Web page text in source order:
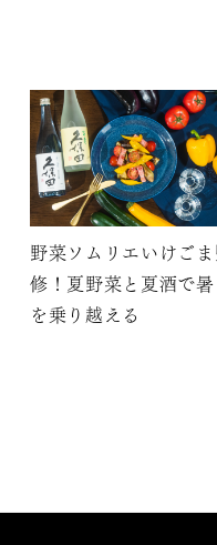
野菜ソムリエいけごま
修！夏野菜と夏酒で暑
を乗り越える